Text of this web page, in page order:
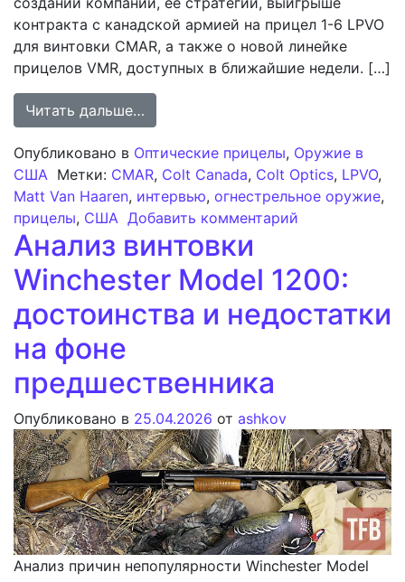
контракта с канадской армией на прицел 1-6 LPVO
для винтовки CMAR, а также о новой линейке
прицелов VMR, доступных в ближайшие недели. […]
Читать дальше…
Опубликовано в Оптические прицелы, Оружие в
США Метки: CMAR, Colt Canada, Colt Optics, LPVO,
Matt Van Haaren, интервью, огнестрельное оружие,
прицелы, США Добавить комментарий
Анализ винтовки
Winchester Model 1200:
достоинства и недостатки
на фоне
предшественника
Опубликовано в 25.04.2026 от ashkov
Анализ причин непопулярности Winchester Model